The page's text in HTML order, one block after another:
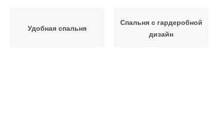
Удобная спальня
Спальня с гардеробной
дизайн